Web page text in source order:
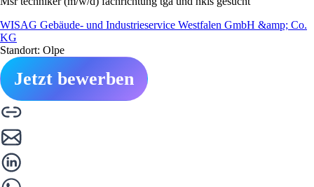
WISAG Gebäude- und Industrieservice Westfalen GmbH &amp; Co.
KG
Standort: Olpe
Jetzt bewerben